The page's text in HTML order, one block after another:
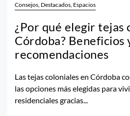
Consejos, Destacados, Espacios
¿Por qué elegir tejas
Córdoba? Beneficios
recomendaciones
Las tejas coloniales en Córdoba
las opciones más elegidas para
residenciales gracias...